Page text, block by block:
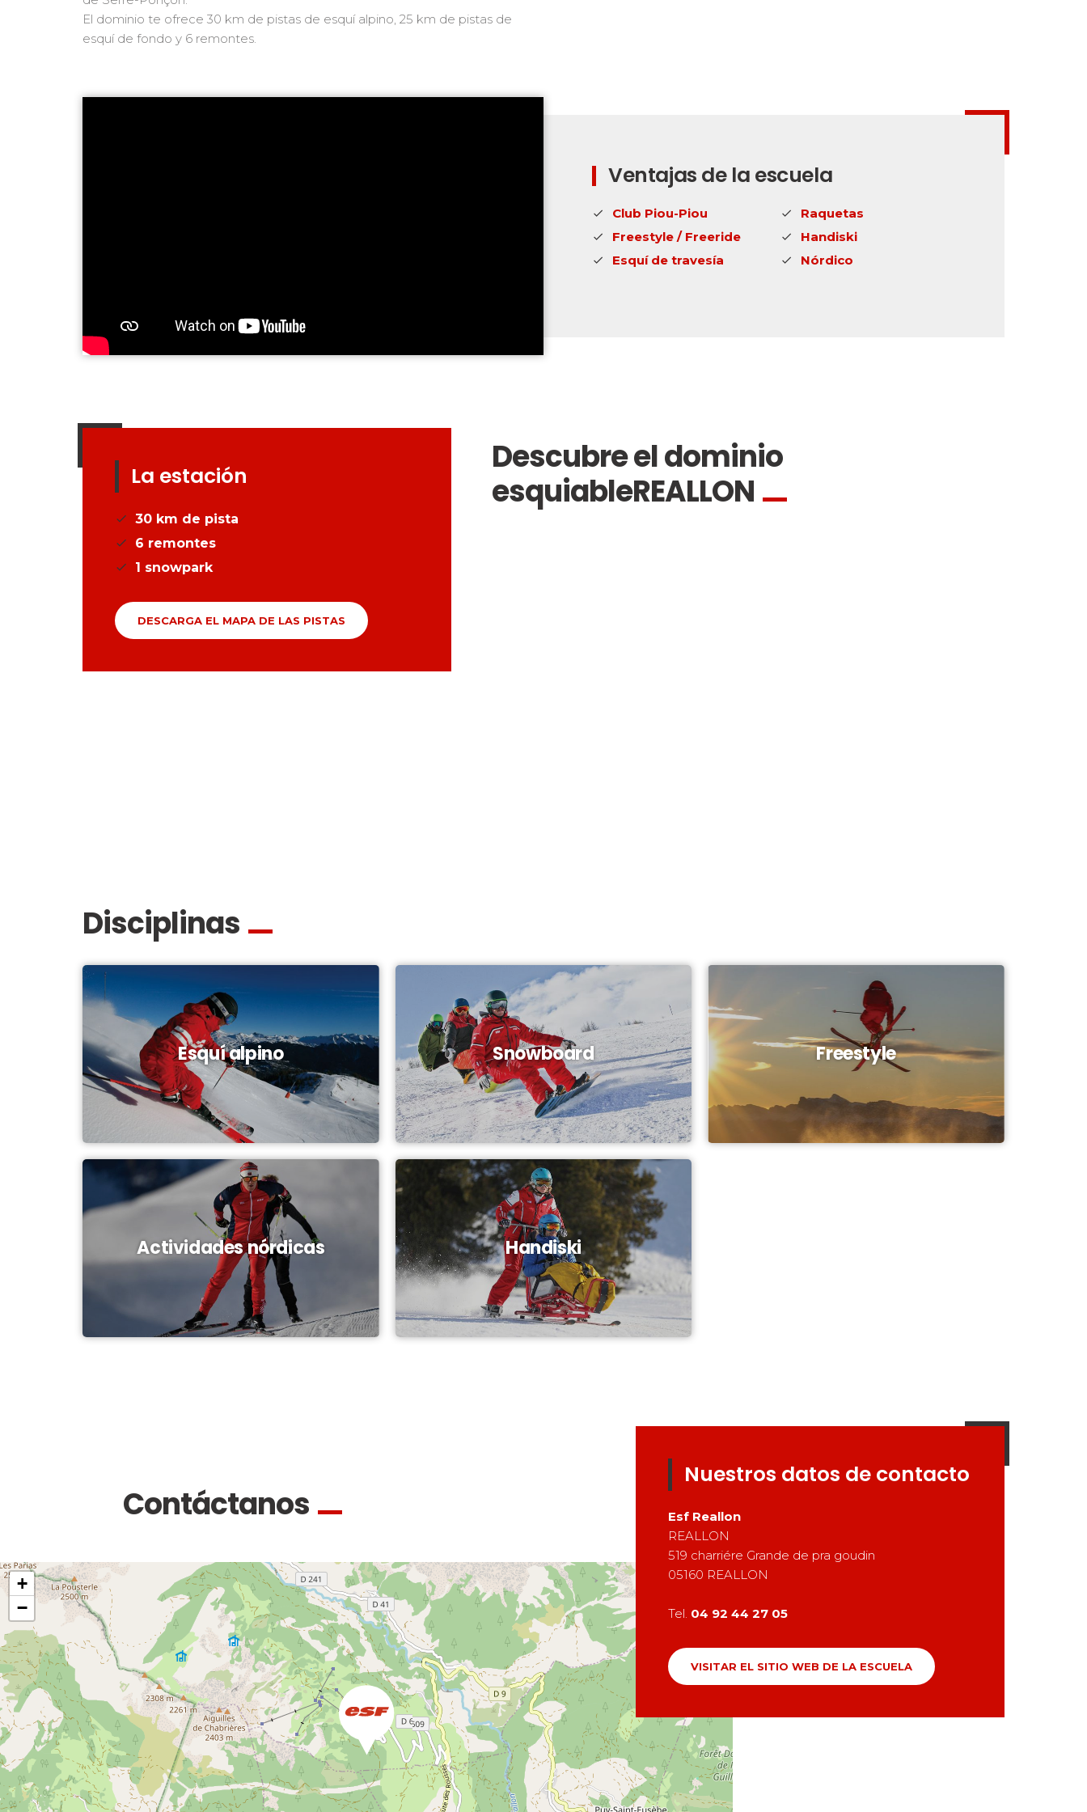
El dominio te ofrece 30 km de pistas de esquí alpino, 25 km de pistas de
esquí de fondo y 6 remontes.
Ventajas de la escuela
Club Piou-Piou
Freestyle / Freeride
Esquí de travesía
Raquetas
Handiski
Nórdico
La estación
30 km de pista
6 remontes
1 snowpark
DESCARGA EL MAPA DE LAS PISTAS
Descubre el dominio
esquiableREALLON
Disciplinas
Esquí alpino Snowboard Freestyle
Actividades nórdicas Handiski
+
−
Nuestros datos de contacto
Esf Reallon
REALLON
519 charriére Grande de pra goudin
05160 REALLON
Tel. 04 92 44 27 05
VISITAR EL SITIO WEB DE LA ESCUELA
Contáctanos